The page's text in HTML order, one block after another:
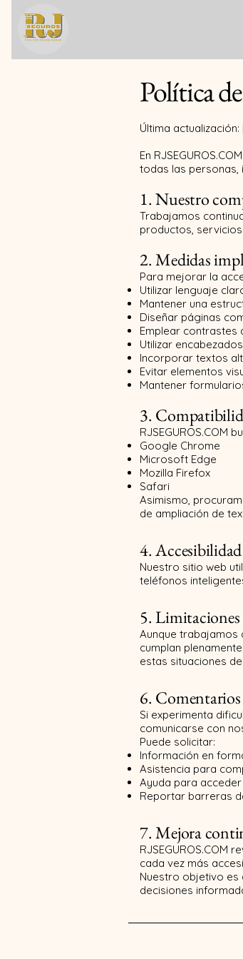
Política
Última
En
todas las personas,
1. Nuestro
Trabajamos
productos,
2. Medidas
Para mejorar la
Utilizar lenguaje
Mantener una
Diseñar páginas
Emplear contrastes
Utilizar
Incorporar textos
Evitar elementos
Mantener
3.
RJSEGUROS.COM
Google Chrome
Microsoft Edge
Mozilla Firefox
Safari
Asimismo,
de ampliación de
4.
Nuestro sitio web
teléfonos
5. Limitaciones
Aunque trabajamos
cumplan
estas situaciones
6.
Si experimenta
comunicarse con
Puede solicitar:
Información en
Asistencia para
Ayuda para
Reportar barreras
7. Mejora
cada vez más
Nuestro objetivo es
decisiones